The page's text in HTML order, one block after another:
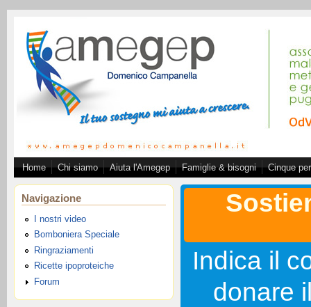
Associazione
Home Chi siamo Aiuta l'Amegep Famiglie & bisogni Cinque
Navigazione
I nostri video
Bomboniera Speciale
Ringraziamenti
Ricette ipoproteiche
Forum
Indica il
donare